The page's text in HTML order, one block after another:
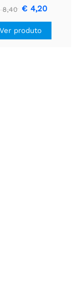
extremidades de
de fio premium
de 5 mm
8,40 € 4,20
Ver produto